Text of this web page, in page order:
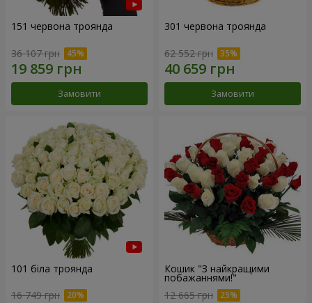
151 червона троянда
36 107 грн
Замовити
301 червона троянда
62 552 грн
Замовити
101 біла троянда
16 749 грн
Кошик "З найкращими
побажаннями!"
12 665 грн